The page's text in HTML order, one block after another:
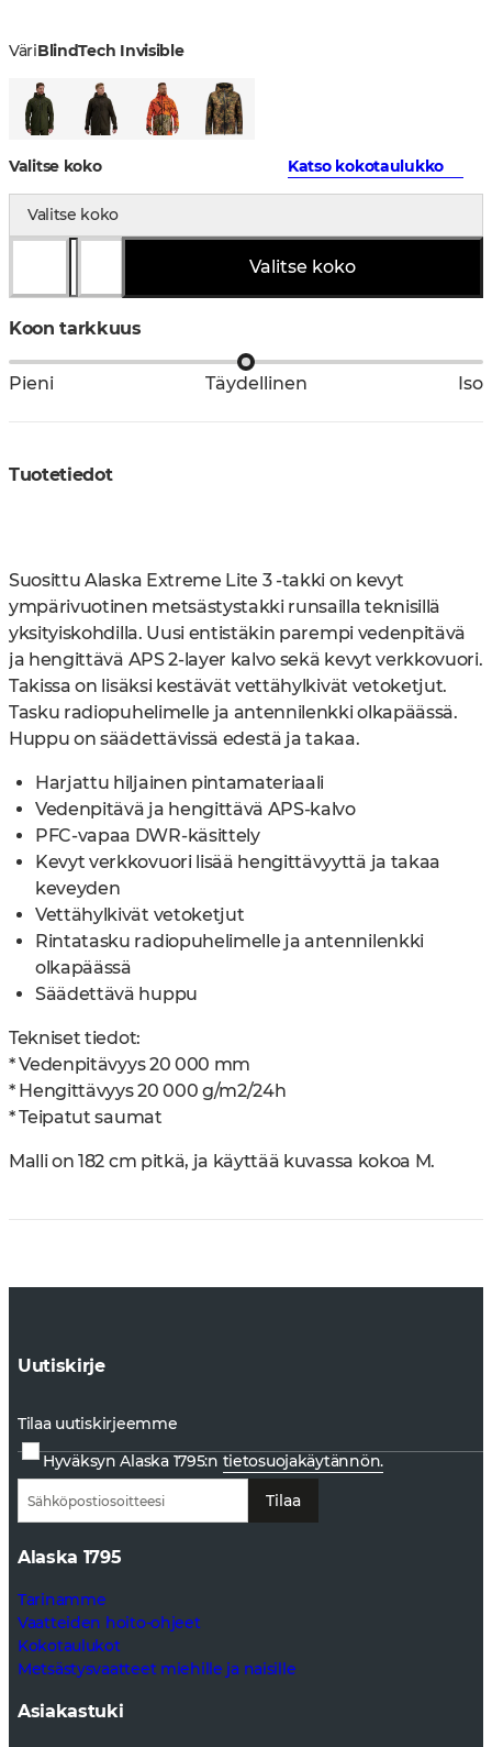
VäriBlindTech Invisible
Valitse koko Katso kokotaulukko
Valitse koko
Valitse koko
Koon tarkkuus
Pieni Täydellinen Iso
Tuotetiedot
Suosittu Alaska Extreme Lite 3 -takki on kevyt
ympärivuotinen metsästystakki runsailla teknisillä
yksityiskohdilla. Uusi entistäkin parempi vedenpitävä
ja hengittävä APS 2-layer kalvo sekä kevyt verkkovuori.
Takissa on lisäksi kestävät vettähylkivät vetoketjut.
Tasku radiopuhelimelle ja antennilenkki olkapäässä.
Huppu on säädettävissä edestä ja takaa.
Harjattu hiljainen pintamateriaali
Vedenpitävä ja hengittävä APS-kalvo
PFC-vapaa DWR-käsittely
Kevyt verkkovuori lisää hengittävyyttä ja takaa
keveyden
Vettähylkivät vetoketjut
Rintatasku radiopuhelimelle ja antennilenkki
olkapäässä
Säädettävä huppu
Tekniset tiedot:
* Vedenpitävyys 20 000 mm
* Hengittävyys 20 000 g/m2/24h
* Teipatut saumat
Malli on 182 cm pitkä, ja käyttää kuvassa kokoa M.
Uutiskirje
Tilaa uutiskirjeemme
Hyväksyn Alaska 1795:n tietosuojakäytännön.
Tilaa
Alaska 1795
Tarinamme
Vaatteiden hoito-ohjeet
Kokotaulukot
Metsästysvaatteet miehille ja naisille
Asiakastuki